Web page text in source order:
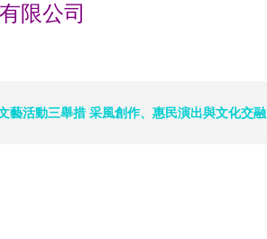
限公司
藝活動三舉措 采風創作、惠民演出與文化交融